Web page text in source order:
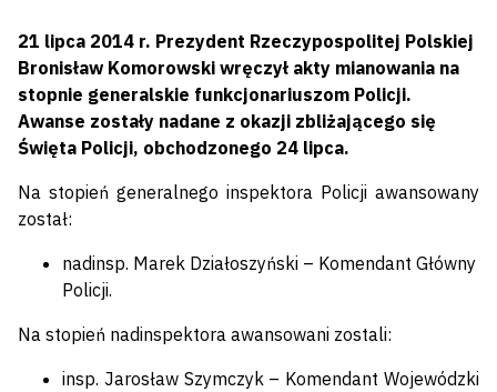
21 lipca 2014 r. Prezydent Rzeczypospolitej Polskiej
Bronisław Komorowski wręczył akty mianowania na
stopnie generalskie funkcjonariuszom Policji.
Awanse zostały nadane z okazji zbliżającego się
Święta Policji, obchodzonego 24 lipca.
Na stopień generalnego inspektora Policji awansowany
został:
nadinsp. Marek Działoszyński – Komendant Główny
Policji.
Na stopień nadinspektora awansowani zostali:
insp. Jarosław Szymczyk – Komendant Wojewódzki